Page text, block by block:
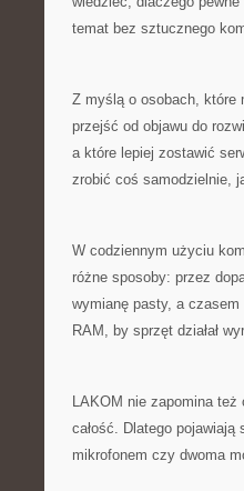
temat bez sztucznego
Z myślą o osobach, które
przejść od objawu do
a które lepiej zostawić
zrobić coś samodzielnie,
W codziennym użyciu
różne sposoby: przez
wymianę pasty, a
RAM, by sprzęt działał
LAKOM nie zapomina
całość. Dlatego
mikrofonem czy dwoma